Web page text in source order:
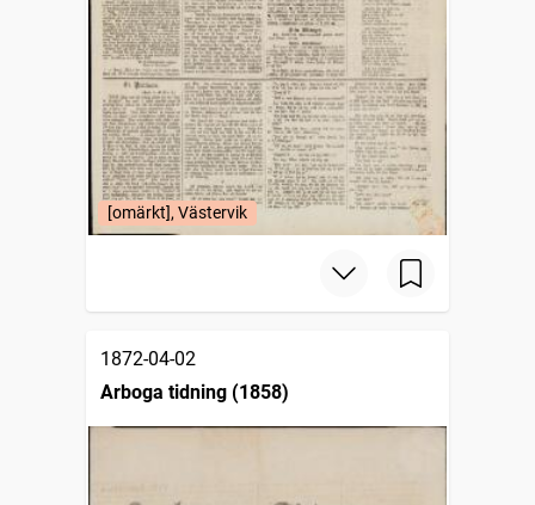
[omärkt], Västervik
1872-04-02
Arboga tidning (1858)